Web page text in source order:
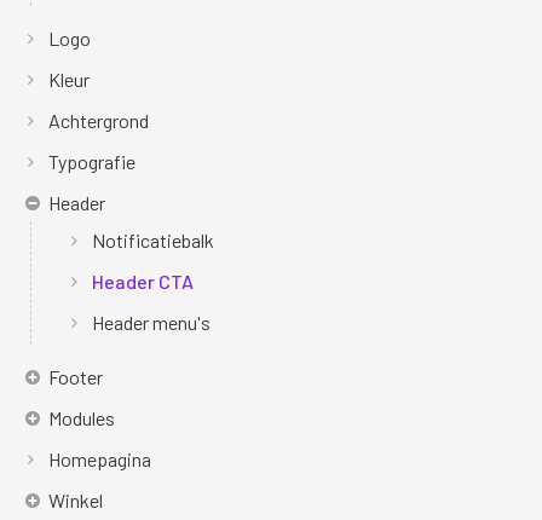
Logo
Kleur
Achtergrond
Typografie
Header
Notificatiebalk
Header CTA
Header menu's
Footer
Modules
Homepagina
Winkel